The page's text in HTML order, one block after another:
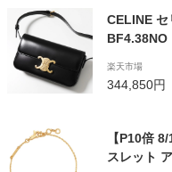
CELINE セ
BF4.38NO
楽天市場
344,850円
【P10倍
スレット